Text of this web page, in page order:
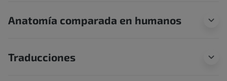
Anatomía comparada en humanos
Traducciones